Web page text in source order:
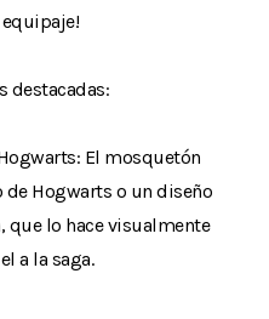
destacadas:
El mosquetón
Hogwarts o un diseño
que lo hace visualmente
a la saga.